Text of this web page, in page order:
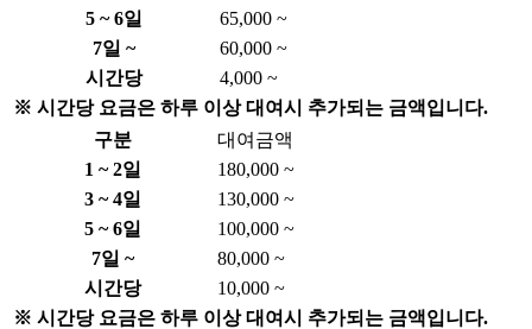
5 ~ 6일
65,000 ~
7일 ~
60,000 ~
시간당
4,000 ~
※ 시간당 요금은 하루 이상 대여시 추가되는 금액입니다.
구분
대여금액
1 ~ 2일
180,000 ~
3 ~ 4일
130,000 ~
5 ~ 6일
100,000 ~
7일 ~
80,000 ~
시간당
10,000 ~
※ 시간당 요금은 하루 이상 대여시 추가되는 금액입니다.